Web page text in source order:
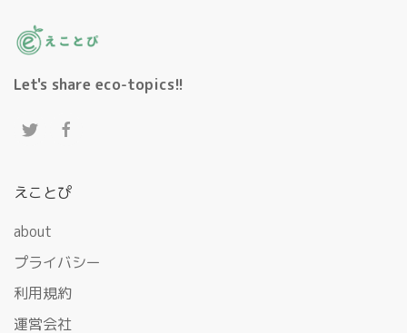
Let's share eco-topics!!
えことぴ
about
プライバシー
利用規約
運営会社